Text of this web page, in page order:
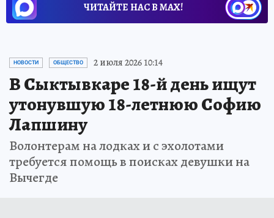
ЧИТАЙТЕ НАС В МАХ!
НОВОСТИ ОБЩЕСТВО 2 июля 2026 10:14
В Сыктывкаре 18-й день ищут
утонувшую 18-летнюю Софию
Лапшину
Волонтерам на лодках и с эхолотами
требуется помощь в поисках девушки на
Вычегде